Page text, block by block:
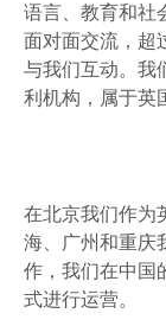
语言、教育和社
面对面交流，超
与我们互动。我
利机构，属于英
在北京我们作为
海、广州和重庆
作，我们在中国
式进行运营。